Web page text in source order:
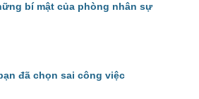
bí mật của phòng nhân sự
đã chọn sai công việc